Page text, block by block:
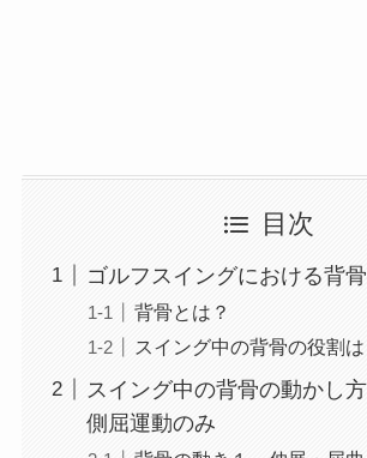
目次
ゴルフスイングにおける背
背骨とは？
スイング中の背骨の役割
スイング中の背骨の動かし
側屈運動のみ